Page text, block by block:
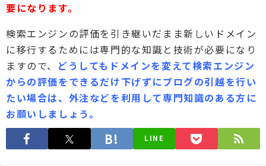
要になります。
検索エンジンの評価を引き継いだまま新しいドメイン
に移行するためには専門的な知識と技術が必要になり
ますので、 どうしてもドメインを変えて検索エンジン
からの評価をできるだけ下げずにブログの引越を行い
たい場合は、外注などを利用して専門知識のある方に
お願いしましょう。
LINE